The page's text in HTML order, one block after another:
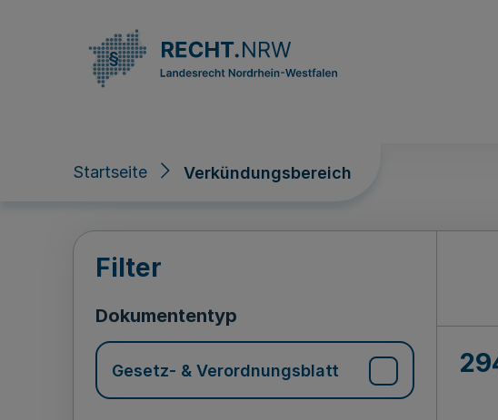
Startseite Verkündungsbereich
Verkündungsbereich
Filter
Dokumententyp
Gesetz- & Verordnungsblatt